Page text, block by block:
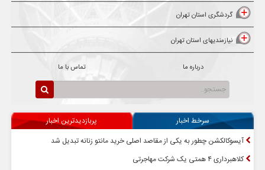
گردشگری استان تهران
نیازمندیهای استان تهران
درباره ما تماس با ما
سرخط اخبار
پربازدیدترین اخبار
آیسوکالکشن چطور به یکی از مقاصد اصلی خرید مانتو زنانه تبدیل شد
کلاهبرداری ۴ همتی یک شرکت مهاجرتی